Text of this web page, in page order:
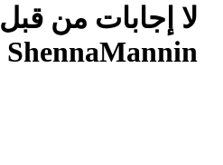
لا إجابات من قبل
ShennaMannin